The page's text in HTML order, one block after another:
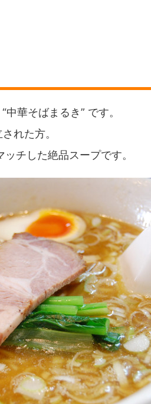
華そばまるき” です。
れた方。
チした絶品スープです。